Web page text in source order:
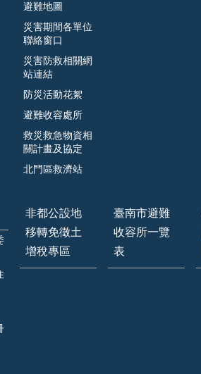
避難地圖
災害期間各單位
聯絡窗口
災害防救相關網
站連結
防災活動花絮
避難收容處所
救災救急物資相
關計畫及協定
北門區救濟站
非都公設地
移轉免徵土
增稅專區
臺南市避難
收容所一覽
表